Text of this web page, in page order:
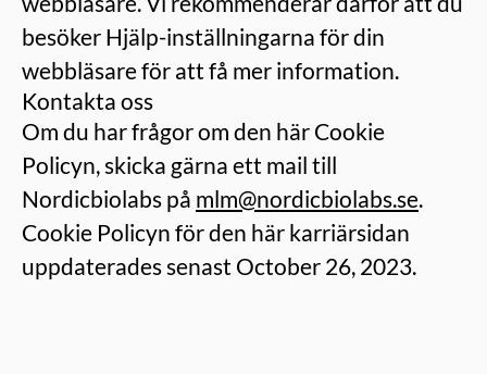
besöker Hjälp-inställningarna för din
webbläsare för att få mer information.
Kontakta oss
Om du har frågor om den här Cookie
Policyn, skicka gärna ett mail till
Nordicbiolabs på mlm@nordicbiolabs.se.
Cookie Policyn för den här karriärsidan
uppdaterades senast October 26, 2023.